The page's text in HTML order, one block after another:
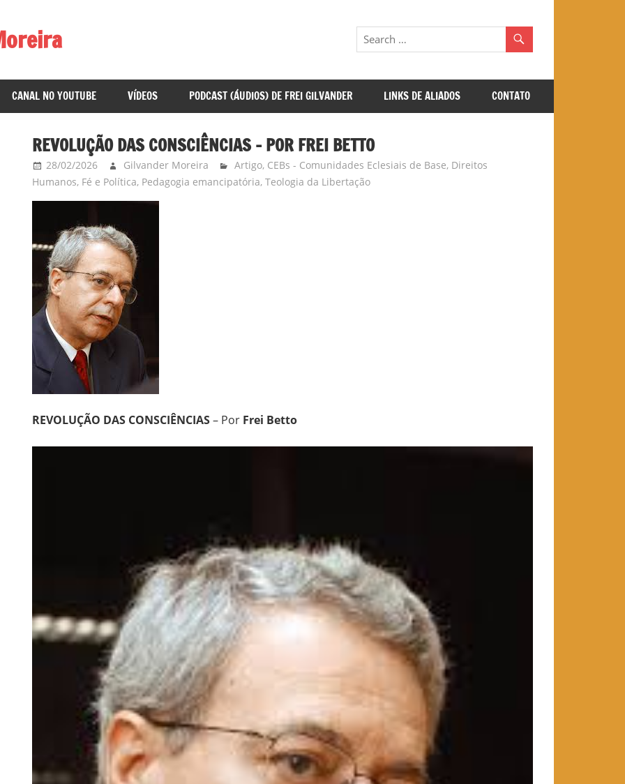
CANAL NO YOUTUBE VÍDEOS PODCAST (ÁUDIOS) DE FREI GILVANDER LINKS DE ALIADOS CONTATO
REVOLUÇÃO DAS CONSCIÊNCIAS – POR FREI BETTO
28/02/2026 Gilvander Moreira Artigo, CEBs - Comunidades Eclesiais de Base, Direitos
Humanos, Fé e Política, Pedagogia emancipatória,Teologia da Libertação
REVOLUÇÃO DAS CONSCIÊNCIAS– Por Frei Betto